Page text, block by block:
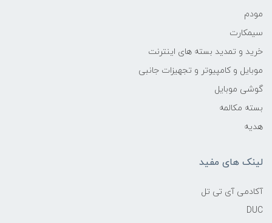
مودم
سیمکارت
خرید و تمدید بسته های اینترنت
موبایل و کامپیوتر و تجهیزات جانبی
گوشی موبایل
بسته مکالمه
هدیه
لینک های مفید
آکادمی آی تی تل
DUC